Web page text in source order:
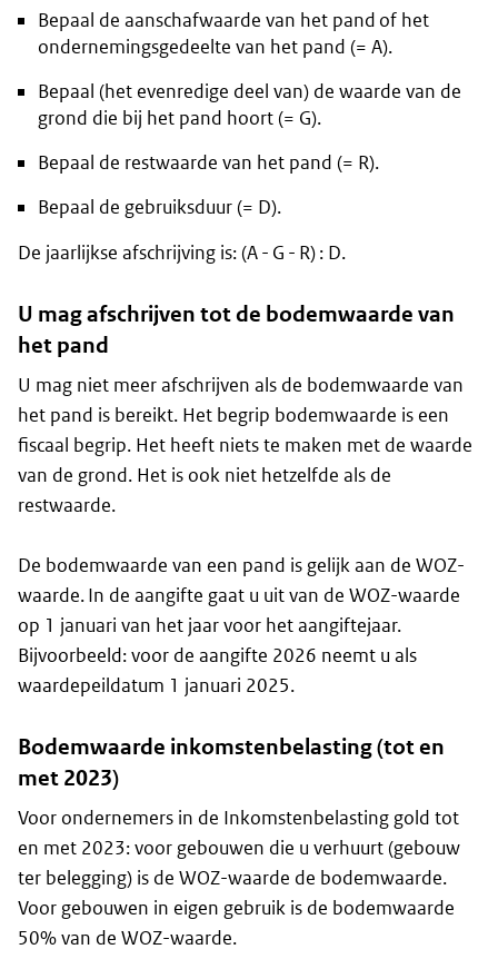
Bepaal de aanschafwaarde van het pand of het
ondernemingsgedeelte van het pand (= A).
Bepaal (het evenredige deel van) de waarde van de
grond die bij het pand hoort (= G).
Bepaal de restwaarde van het pand (= R).
Bepaal de gebruiksduur (= D).
De jaarlijkse afschrijving is: (A - G - R) : D.
U mag afschrijven tot de bodemwaarde van
het pand
U mag niet meer afschrijven als de bodemwaarde van
het pand is bereikt. Het begrip bodemwaarde is een
fiscaal begrip. Het heeft niets te maken met de waarde
van de grond. Het is ook niet hetzelfde als de
restwaarde.
De bodemwaarde van een pand is gelijk aan de WOZ-
waarde. In de aangifte gaat u uit van de WOZ-waarde
op 1 januari van het jaar voor het aangiftejaar.
Bijvoorbeeld: voor de aangifte 2026 neemt u als
waardepeildatum 1 januari 2025.
Bodemwaarde inkomstenbelasting (tot en
met 2023)
Voor ondernemers in de Inkomstenbelasting gold tot
en met 2023: voor gebouwen die u verhuurt (gebouw
ter belegging) is de WOZ-waarde de bodemwaarde.
Voor gebouwen in eigen gebruik is de bodemwaarde
50% van de WOZ-waarde.